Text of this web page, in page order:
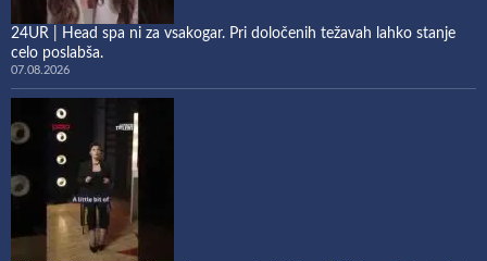
24UR | Head spa ni za vsakogar. Pri določenih težavah lahko stanje
celo poslabša.
07.08.2026